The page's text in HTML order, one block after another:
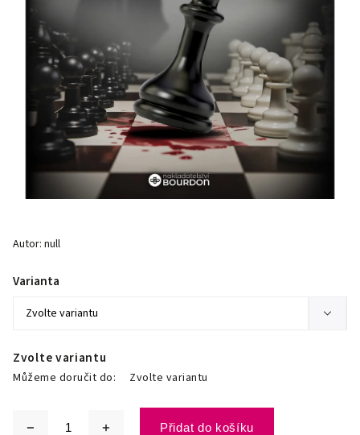
Autor: null
Zvolte variantu
Můžeme doručit do: Zvolte variantu
Varianta
Přidat do košíku